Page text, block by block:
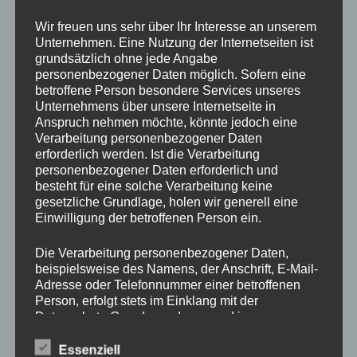
In diesem zweitägigen Kurs zeig ich Euch die Basics des
drechseln in Längs und Querholz.
Ihr werdet den richtigen Umgang mit der Drehbank und mit
den verschiedenen Spannvorrichtungen lernen. Auch das
Verwenden der Drechseleisen und deren Schärfen werden
wir uns ansehen.
Da in diesem Kurs nur Platz für 2 Schüler ist, bitte schnell
per E-Mailoffice@drechslerei-spitzbart.atanmelden.
Die Kurskosten belaufen sich auf nur€ 300. – inkl. Ust.
Kurszeiten sind an beiden Tagen von 8 Uhr bis 18 Uhr.
Im Kurspreis enthalten ist Holz (soviel wir brauchen),
Wir freuen uns sehr über Ihr Interesse an unserem
Unternehmen. Eine Nutzung der Internetseiten ist
grundsätzlich ohne jede Angabe
personenbezogener Daten möglich. Sofern eine
betroffene Person besondere Services unseres
Unternehmens über unsere Internetseite in
Anspruch nehmen möchte, könnte jedoch eine
Verarbeitung personenbezogener Daten
erforderlich werden. Ist die Verarbeitung
personenbezogener Daten erforderlich und
besteht für eine solche Verarbeitung keine
gesetzliche Grundlage, holen wir generell eine
Einwilligung der betroffenen Person ein.
Die Verarbeitung personenbezogener Daten,
beispielsweise des Namens, der Anschrift, E-Mail-
Adresse oder Telefonnummer einer betroffenen
Person, erfolgt stets im Einklang mit der
Datenschutz-Grundverordnung und in
landesspezifischen Datenschutzbestimmungen.
Essenziell